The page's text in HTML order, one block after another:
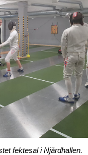
fektesal i Njårdhallen.